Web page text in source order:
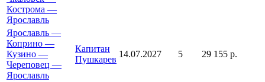
Кострома —
Ярославль
Ярославль —
Коприно —
Кузино —
Череповец —
Ярославль
Капитан
Пушкарев
14.07.2027 5 29 155 р.